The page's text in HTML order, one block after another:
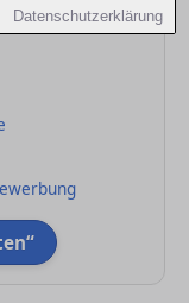
Datenschutzerklärung
wissen